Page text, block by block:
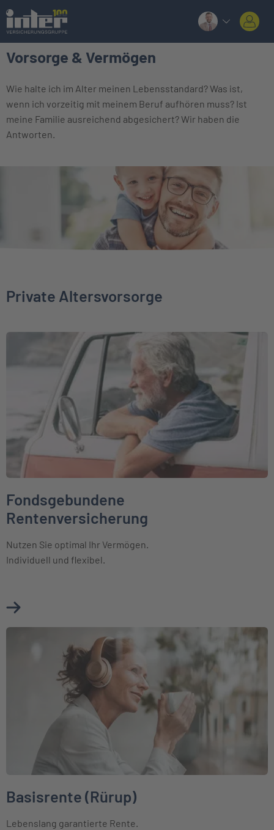
Vorsorge & Vermögen
Wie halte ich im Alter meinen Lebensstandard? Was ist,
wenn ich vorzeitig mit meinem Beruf aufhören muss? Ist
meine Familie ausreichend abgesichert? Wir haben die
Antworten.
Private Altersvorsorge
Weiter zu Fondsgebundene Rentenversicherung
Fondsgebundene
Rentenversicherung
Nutzen Sie optimal Ihr Vermögen.
Individuell und flexibel.
Mehr über Fondsgebundene Rentenversicherung erfahren
Weiter zu Basisrente (Rürup)
Basisrente (Rürup)
Lebenslang garantierte Rente.